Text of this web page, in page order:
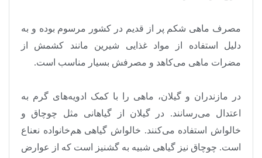
مصرف ماهی شکم پر از قدیم در کشور مرسوم بوده و به
دلیل استفاده از مواد غذایی شیرین مانند کشمش از
مضرات ماهی می‌کاهد و مصرفش بسیار مناسب است.
در مازندران و گیلان، ماهی را با کمک ادویه‌های گرم به
اعتدال می‌رسانند. در گیلان از گیاهانی مثل چوچاق و
خالواش استفاده می‌کنند. خالواش گیاهی هم‌خانواده نعناع
است. چوچاق نیز گیاهی شبیه به گشنیز است که از عوارض